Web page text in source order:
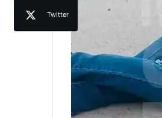
Twitter